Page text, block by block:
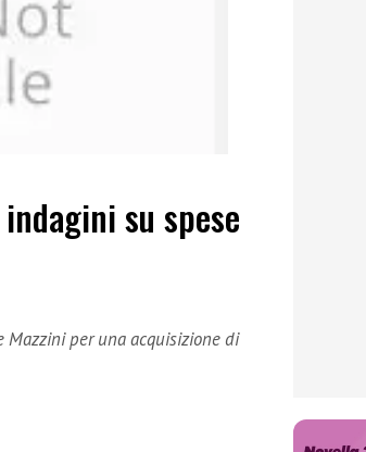
su spese
Mazzini per una acquisizione di